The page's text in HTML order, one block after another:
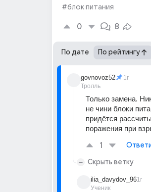
#блок питания
0 8
По дате По рейтингу
govnovoz52
Тролль
1г
Только замена.
не чини блоки
придётся
поражения при
1
Скрыть ветку
ilia_davydov_96
Ученик
1г